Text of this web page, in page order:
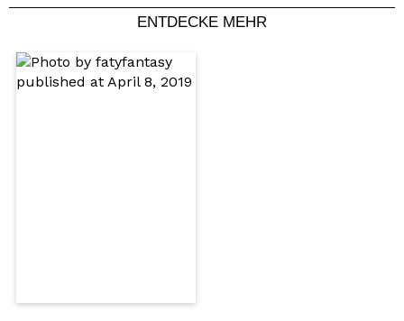
Ein Video oder Foto teilen
ENTDECKE MEHR